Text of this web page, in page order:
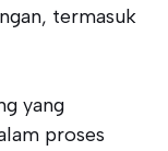
termasuk
yang
proses